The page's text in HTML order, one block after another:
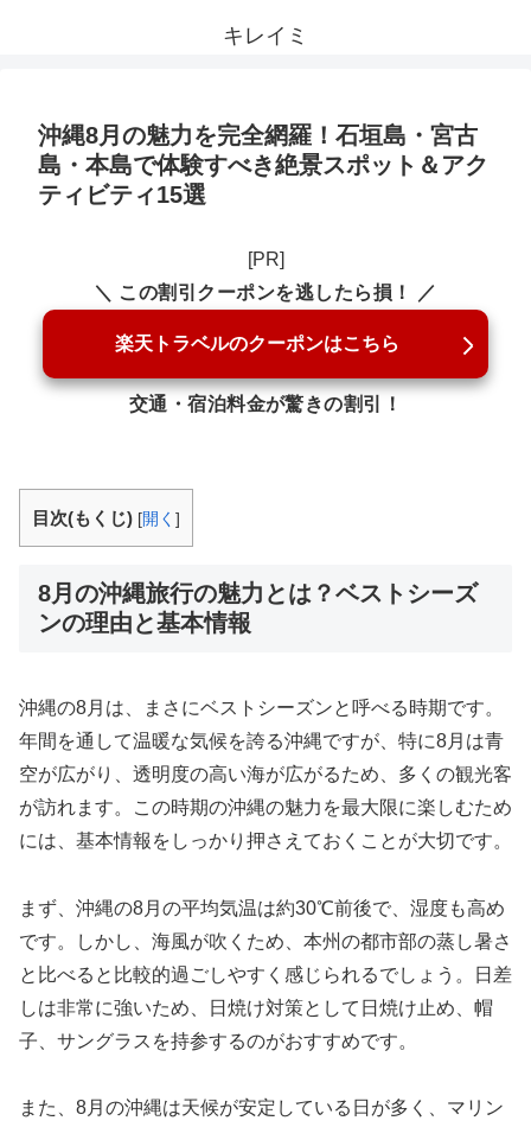
キレイミ
沖縄8月の魅力を完全網羅！石垣島・宮古
島・本島で体験すべき絶景スポット＆アク
ティビティ15選
[PR]
＼ この割引クーポンを逃したら損！ ／
楽天トラベルのクーポンはこちら
交通・宿泊料金が驚きの割引！
目次(もくじ) [開く ]
8月の沖縄旅行の魅力とは？ベストシーズ
ンの理由と基本情報
沖縄の8月は、まさにベストシーズンと呼べる時期です。
年間を通して温暖な気候を誇る沖縄ですが、特に8月は青
空が広がり、透明度の高い海が広がるため、多くの観光客
が訪れます。この時期の沖縄の魅力を最大限に楽しむため
には、基本情報をしっかり押さえておくことが大切です。
まず、沖縄の8月の平均気温は約30℃前後で、湿度も高め
です。しかし、海風が吹くため、本州の都市部の蒸し暑さ
と比べると比較的過ごしやすく感じられるでしょう。日差
しは非常に強いため、日焼け対策として日焼け止め、帽
子、サングラスを持参するのがおすすめです。
また、8月の沖縄は天候が安定している日が多く、マリン